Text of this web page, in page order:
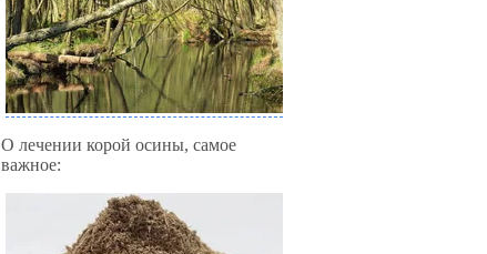
О лечении корой осины, самое
важное: